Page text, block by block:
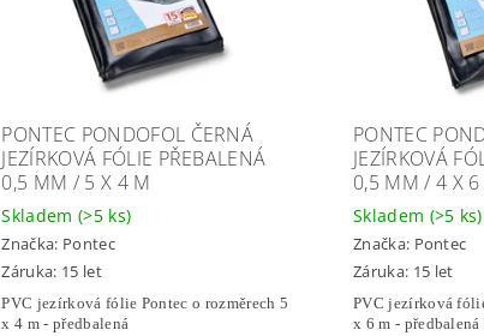
PONTEC PONDOFOL ČERNÁ
JEZÍRKOVÁ FÓLIE PŘEBALENÁ
0,5 MM / 5 X 4 M
Skladem (>5 ks)
Značka: Pontec
Záruka: 15 let
PVC jezírková fólie Pontec o rozměrech 5
x 4 m - předbalená
PONTEC
JEZÍRKOVÁ
0,5 MM / 4 X
Skladem (>5 ks)
Značka: Pontec
Záruka: 15 let
PVC jezírková
x 6 m - předbalená